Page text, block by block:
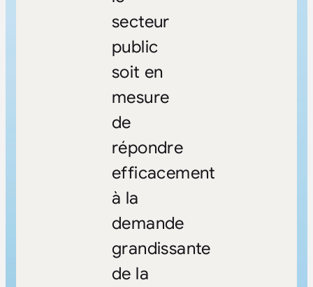
secteur
public
soit en
mesure
de
répondre
efficacement
à la
demande
grandissante
de la